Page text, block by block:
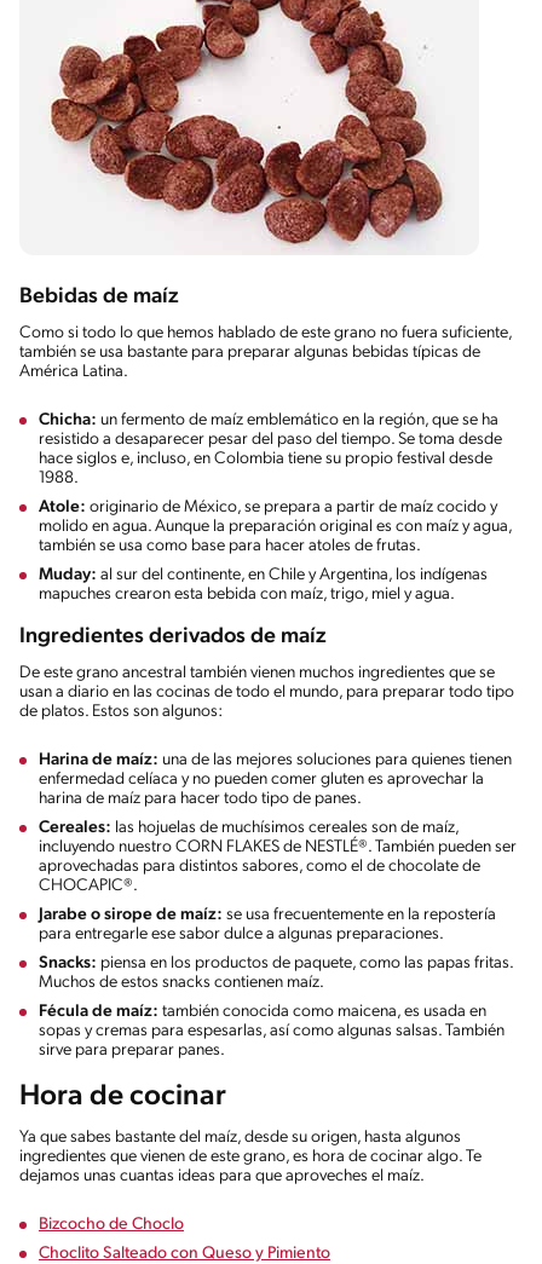
Bebidas de maíz
Como si todo lo que hemos hablado de este grano no fuera suficiente,
también se usa bastante para preparar algunas bebidas típicas de
América Latina.
Chicha: un fermento de maíz emblemático en la región, que se ha
resistido a desaparecer pesar del paso del tiempo. Se toma desde
hace siglos e, incluso, en Colombia tiene su propio festival desde
1988.
Atole: originario de México, se prepara a partir de maíz cocido y
molido en agua. Aunque la preparación original es con maíz y agua,
también se usa como base para hacer atoles de frutas.
Muday: al sur del continente, en Chile y Argentina, los indígenas
mapuches crearon esta bebida con maíz, trigo, miel y agua.
Ingredientes derivados de maíz
De este grano ancestral también vienen muchos ingredientes que se
usan a diario en las cocinas de todo el mundo, para preparar todo tipo
de platos. Estos son algunos:
Harina de maíz: una de las mejores soluciones para quienes tienen
enfermedad celíaca y no pueden comer gluten es aprovechar la
harina de maíz para hacer todo tipo de panes.
Cereales: las hojuelas de muchísimos cereales son de maíz,
incluyendo nuestro CORN FLAKES de NESTLÉ®. También pueden ser
aprovechadas para distintos sabores, como el de chocolate de
CHOCAPIC®.
Jarabe o sirope de maíz: se usa frecuentemente en la repostería
para entregarle ese sabor dulce a algunas preparaciones.
Snacks: piensa en los productos de paquete, como las papas fritas.
Muchos de estos snacks contienen maíz.
Fécula de maíz: también conocida como maicena, es usada en
sopas y cremas para espesarlas, así como algunas salsas. También
sirve para preparar panes.
Hora de cocinar
Ya que sabes bastante del maíz, desde su origen, hasta algunos
ingredientes que vienen de este grano, es hora de cocinar algo. Te
dejamos unas cuantas ideas para que aproveches el maíz.
Bizcocho de Choclo
Choclito Salteado con Queso y Pimiento